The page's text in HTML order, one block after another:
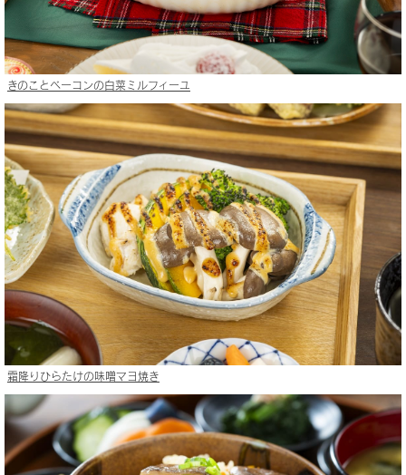
きのことベーコンの白菜ミルフィーユ
霜降りひらたけの味噌マヨ焼き